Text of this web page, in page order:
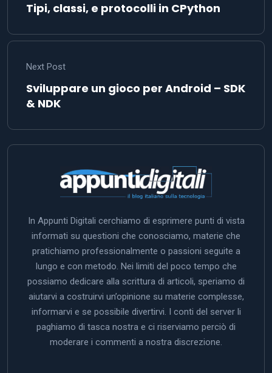
Tipi, classi, e protocolli in CPython
Next Post
Sviluppare un gioco per Android – SDK
& NDK
In Appunti Digitali cerchiamo di esprimere punti di vista
informati su questioni che conosciamo, materie che
pratichiamo professionalmente o passioni seguite a
lungo e con metodo. Nei limiti del poco tempo che
possiamo dedicare alla scrittura di articoli, speriamo di
aiutarvi a costruirvi un’opinione su materie complesse,
informarvi e se possibile divertirvi. I conti del server li
paghiamo di tasca nostra e ci riserviamo perciò di
moderare i commenti a nostra discrezione.